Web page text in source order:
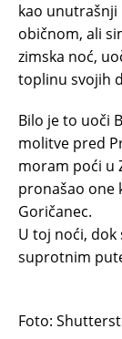
kao unutrašnji
običnom, ali
zimska noć,
toplinu svojih
Bilo je to uoči
molitve pred
moram poći u
pronašao one
Goričanec.
U toj noći,
suprotnim
Foto: